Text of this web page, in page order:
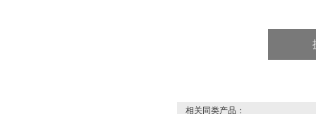
相关同类产品：